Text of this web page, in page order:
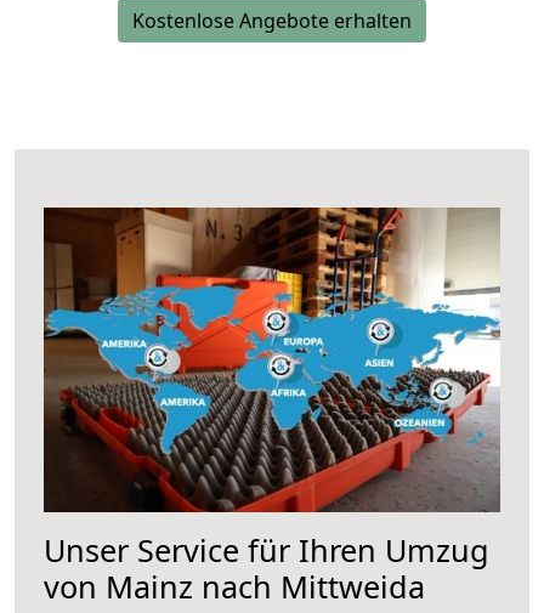
Kostenlose Angebote erhalten
Unser Service für Ihren Umzug
von Mainz nach Mittweida